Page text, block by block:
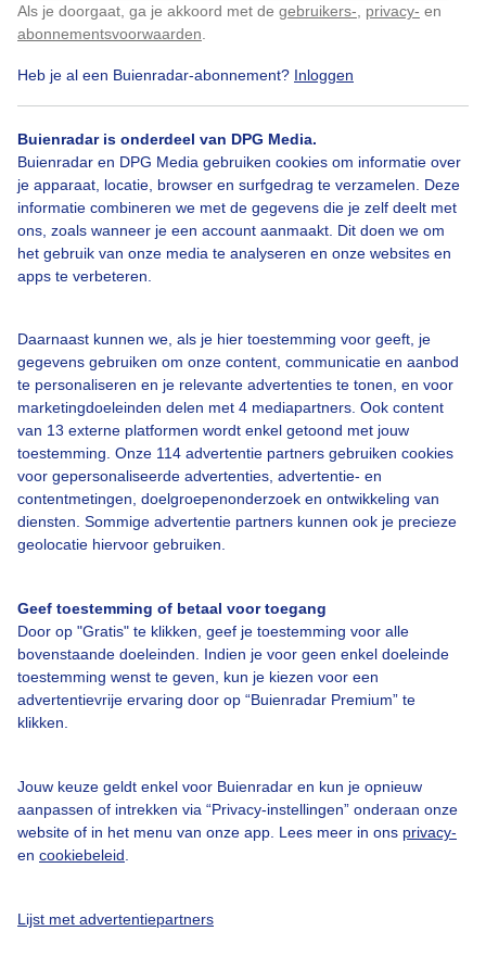
Als je doorgaat, ga je akkoord met de gebruikers- privacy- en
abonnementsvoorwaarden
Heb je al een Buienradar-abonnement? Inloggen
Buienradar is onderdeel van DPG Media.
Buienradar en DPG Media gebruiken cookies om informatie over
je apparaat, locatie, browser en surfgedrag te verzamelen. Deze
informatie combineren we met de gegevens die je zelf deelt met
ons, zoals wanneer je een account aanmaakt. Dit doen we om
het gebruik van onze media te analyseren en onze websites en
apps te verbeteren.
Daarnaast kunnen we, als je hier toestemming voor geeft, je
gegevens gebruiken om onze content, communicatie en aanbod
te personaliseren en je relevante advertenties te tonen, en voor
marketingdoeleinden delen met 4 mediapartners. Ook content
van 13 externe platformen wordt enkel getoond met jouw
toestemming. Onze 114 advertentie partners gebruiken cookies
voor gepersonaliseerde advertenties, advertentie- en
contentmetingen, doelgroepenonderzoek en ontwikkeling van
diensten. Sommige advertentie partners kunnen ook je precieze
geolocatie hiervoor gebruiken.
Geef toestemming of betaal voor toegang
Door op "Gratis" te klikken, geef je toestemming voor alle
bovenstaande doeleinden. Indien je voor geen enkel doeleinde
toestemming wenst te geven, kun je kiezen voor een
advertentievrije ervaring door op “Buienradar Premium” te
klikken.
Jouw keuze geldt enkel voor Buienradar en kun je opnieuw
aanpassen of intrekken via “Privacy-instellingen” onderaan onze
website of in het menu van onze app. Lees meer in ons privacy-
en cookiebeleid
Lijst met advertentiepartners
Door: Joost Mooij Gemaakt: 10-06-2026, 22x bekeken
Bekijk slideshow
Een moment geduld aub...
Over Buienradar
Bedrijfsgegevens
Veelgestelde vragen
Toegankelijkheid
Adverteren
Buienradar Team
Cookie beleid
Klik hierom dit aan te passen